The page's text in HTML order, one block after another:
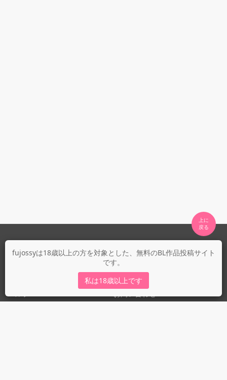
fujossyは18歳以上の方を対象とした、無料のBL作品投稿サイト
です。
私は18歳以上です
上に
fujossyについて
fujossy運営ブログ